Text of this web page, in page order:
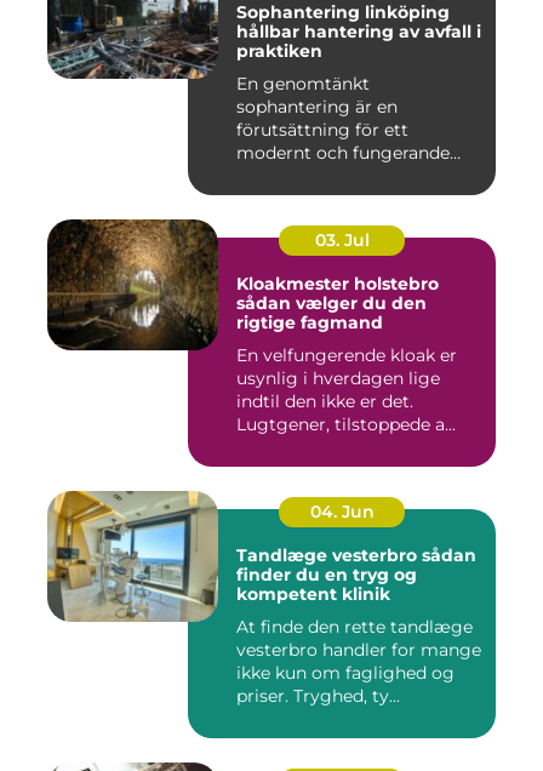
Sophantering linköping
hållbar hantering av avfall i
praktiken
En genomtänkt
sophantering är en
förutsättning för ett
modernt och fungerande
03. Jul
Kloakmester holstebro
sådan vælger du den
rigtige fagmand
En velfungerende kloak er
usynlig i hverdagen lige
indtil den ikke er det.
Lugtgener, tilstoppede a...
04. Jun
Tandlæge vesterbro sådan
finder du en tryg og
kompetent klinik
At finde den rette tandlæge
vesterbro handler for mange
ikke kun om faglighed og
priser. Tryghed, ty...